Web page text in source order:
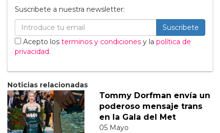
Suscribete a nuestra newsletter:
Suscribete
Acepto los terminos y condiciones y la política de
privacidad.
Noticias relacionadas
Tommy Dorfman envía un
poderoso mensaje trans
en la Gala del Met
05 Mayo